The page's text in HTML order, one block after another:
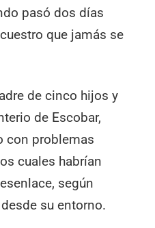
pasó dos días
que jamás se
de cinco hijos y
de Escobar,
con problemas
cuales habrían
según
su entorno.